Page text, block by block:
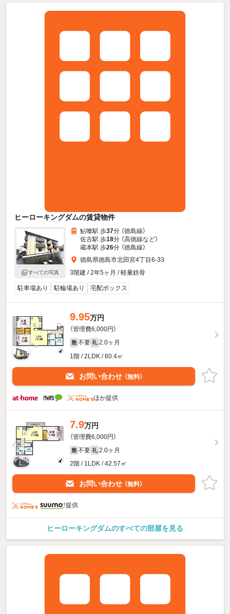
ヒーローキングダムの賃貸物件
すべての写真
鮎喰駅 歩37分 （徳島線）
佐古駅 歩18分 （高徳線など）
蔵本駅 歩26分 （徳島線）
徳島県徳島市北田宮4丁目6-33
3階建 / 2年5ヶ月 / 軽量鉄骨
駐車場あり 駐輪場あり 宅配ボックス
9.95万円
（管理費6,000円）
敷 不要 礼 2.0ヶ月
1階 / 2LDK / 60.4㎡
お問い合わせ （無料）
ほか提供
7.9万円
（管理費6,000円）
敷 不要 礼 2.0ヶ月
2階 / 1LDK / 42.57㎡
お問い合わせ （無料）
提供
ヒーローキングダムのすべての部屋を見る